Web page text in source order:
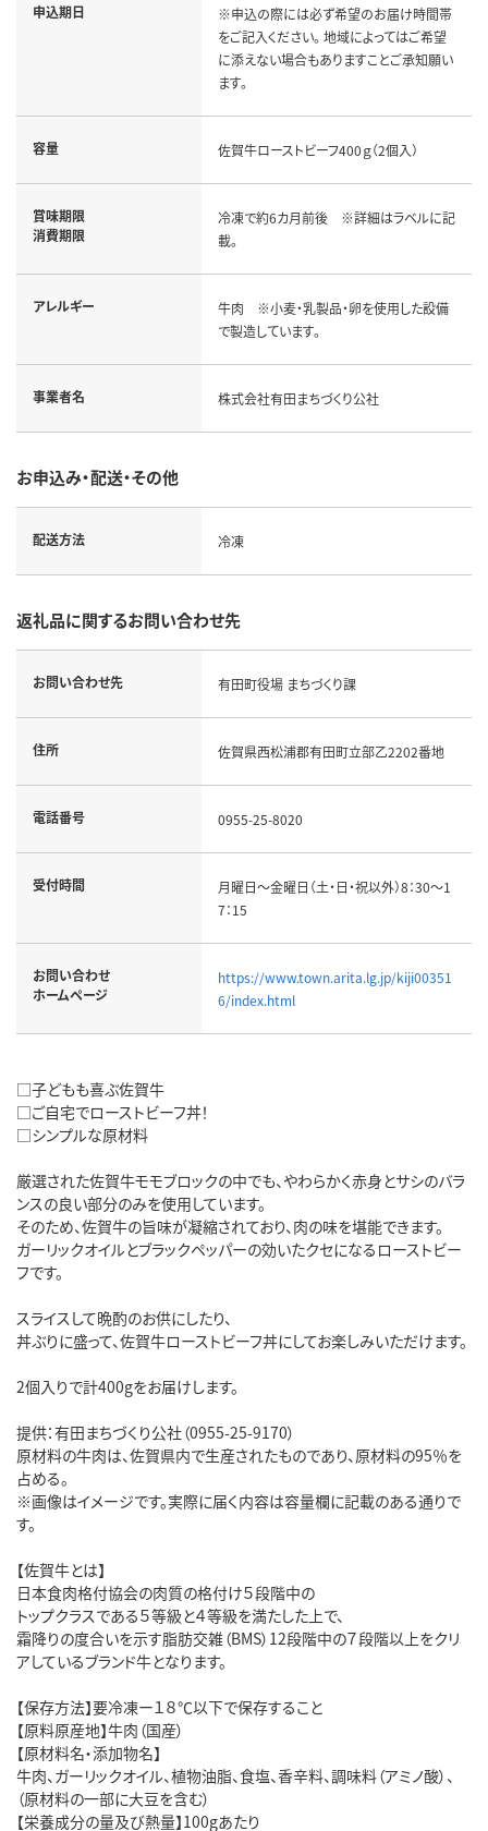
申込期日
※申込の際には必ず希望のお届け時間帯
をご記入ください。 地域によってはご希望
に添えない場合もありますことご承知願い
ます。
容量 佐賀牛ローストビーフ400ｇ（2個入）
賞味期限
消費期限
冷凍で約6カ月前後 ※詳細はラベルに記
載。
アレルギー
牛肉 ※小麦・乳製品・卵を使用した設備
で製造しています。
事業者名 株式会社有田まちづくり公社
お申込み・配送・その他
配送方法 冷凍
返礼品に関するお問い合わせ先
お問い合わせ先 有田町役場 まちづくり課
住所 佐賀県西松浦郡有田町立部乙2202番地
電話番号 0955-25-8020
受付時間
月曜日～金曜日（土・日・祝以外）8：30～1
7：15
お問い合わせ
ホームページ
https://www.town.arita.lg.jp/kiji00351
6/index.html
□子どもも喜ぶ佐賀牛
□ご自宅でローストビーフ丼！
□シンプルな原材料
厳選された佐賀牛モモブロックの中でも、やわらかく赤身とサシのバラ
ンスの良い部分のみを使用しています。
そのため、佐賀牛の旨味が凝縮されており、肉の味を堪能できます。
ガーリックオイルとブラックペッパーの効いたクセになるローストビー
フです。
スライスして晩酌のお供にしたり、
丼ぶりに盛って、佐賀牛ローストビーフ丼にしてお楽しみいただけます。
2個入りで計400gをお届けします。
提供：有田まちづくり公社（0955-25-9170）
原材料の牛肉は、佐賀県内で生産されたものであり、原材料の95％を
占める。
※画像はイメージです。実際に届く内容は容量欄に記載のある通りで
す。
【佐賀牛とは】
日本食肉格付協会の肉質の格付け５段階中の
トップクラスである５等級と４等級を満たした上で、
霜降りの度合いを示す脂肪交雑（BMS）12段階中の７段階以上をクリ
アしているブランド牛となります。
【保存方法】要冷凍ー１８℃以下で保存すること
【原料原産地】牛肉（国産）
【原材料名・添加物名】
牛肉、ガーリックオイル、植物油脂、食塩、香辛料、調味料（アミノ酸）、
（原材料の一部に大豆を含む）
【栄養成分の量及び熱量】100gあたり